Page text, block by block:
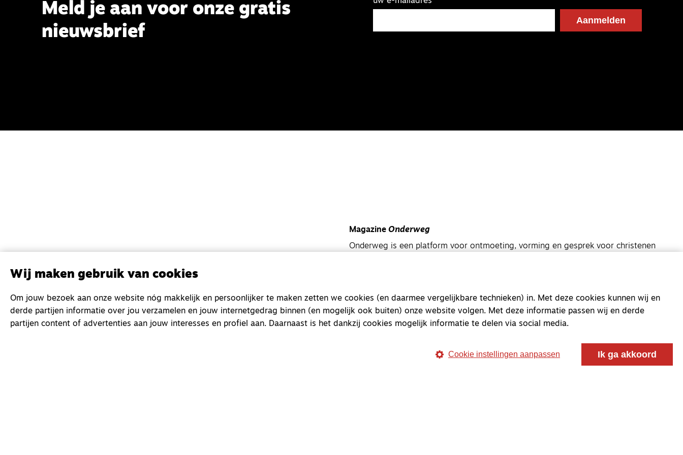
Meld je aan voor onze gratis
nieuwsbrief
Magazine Onderweg
Onderweg is een platform voor ontmoeting, vorming en gesprek voor christenen
Kvk-nummer 33277063
NL46 INGB 0117 5827 86
Wij maken gebruik van cookies
Om jouw bezoek aan onze website nóg makkelijk en persoonlijker te maken zetten we cookies (en daarmee vergelijkbare technieken) in. Met deze cookies kunnen wij en
derde partijen informatie over jou verzamelen en jouw internetgedrag binnen (en mogelijk ook buiten) onze website volgen. Met deze informatie passen wij en derde
partijen content of advertenties aan jouw interesses en profiel aan. Daarnaast is het dankzij cookies mogelijk informatie te delen via social media.
Cookie instellingen aanpassen Ik ga akkoord